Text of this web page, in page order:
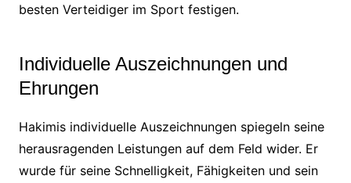
besten Verteidiger im Sport festigen.
Individuelle Auszeichnungen und
Ehrungen
Hakimis individuelle Auszeichnungen spiegeln seine
herausragenden Leistungen auf dem Feld wider. Er
wurde für seine Schnelligkeit, Fähigkeiten und sein